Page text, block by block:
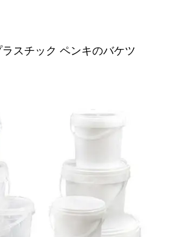
スチック ペンキのバケツ